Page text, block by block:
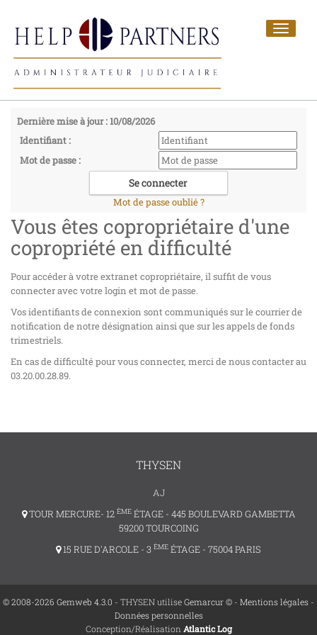
Toggle
Dernière mise à jour : 10/08/2026
Identifiant :
Mot de passe :
Mot de passe oublié ?
Vous êtes copropriétaire d'une
copropriété en difficulté
Pour accéder à votre extranet copropriétaire, il suffit de vous
connecter avec votre login et mot de passe.
Vos identifiants de connexion sont communiqués sur le courrier de
notification de notre désignation ainsi que sur les appels de fonds
trimestriels.
En cas de difficulté pour vous connecter, merci de nous contacter au
03.20.00.28.89.
THYSEN
AJ
TOUR MERCURE- 12 ÈMEÉTAGE - 445 BOULEVARD GAMBETTA
59200 TOURCOING
15 RUE D'ARCOLE - 3 ÈME ÉTAGE - 75004 PARIS
© 2008-2026 Gemweb 4.3.0 - THYSEN utiliseGemarcur © - Mentions légales -
Données personnelles
Conception/Réalisation Atlantic Log